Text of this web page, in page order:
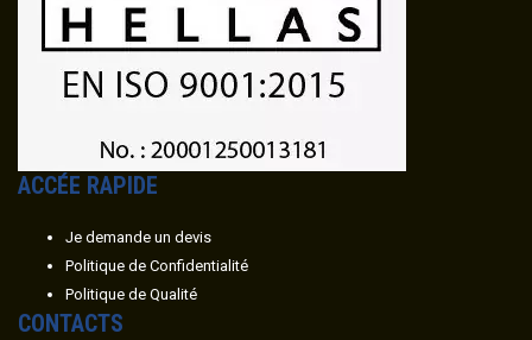
ACCÉE RAPIDE
Je demande un devis
Politique de Confidentialité
Politique de Qualité
CONTACTS